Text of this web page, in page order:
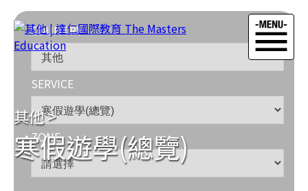
其他>
寒假遊學(總覽)
COUNTRY
SERVICE
ZONE